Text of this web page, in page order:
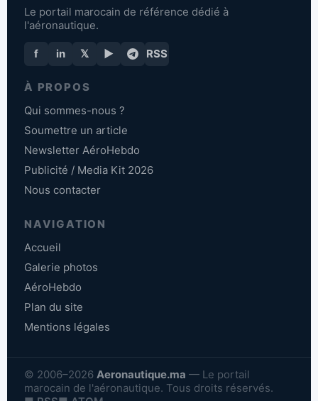
Le portail marocain de référence dédié à
l'aéronautique.
f in 𝕏 ▶ RSS
À PROPOS
Qui sommes-nous ?
Soumettre un article
Newsletter AéroHebdo
Publicité / Media Kit 2026
Nous contacter
NAVIGATION
Accueil
Galerie photos
AéroHebdo
Plan du site
Mentions légales
© 2006–2026 Aeronautique.ma — Le portail
marocain de l'aéronautique. Tous droits réservés.